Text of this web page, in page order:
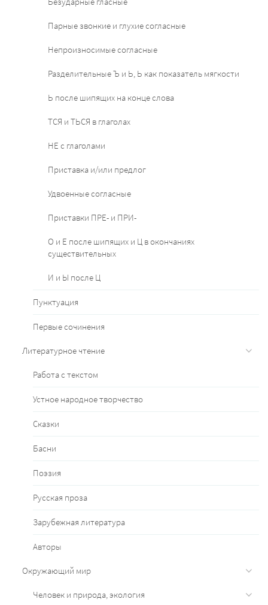
Парные звонкие и глухие согласные
Непроизносимые согласные
Разделительные Ъ и Ь, Ь как показатель мягкости
Ь после шипящих на конце слова
ТСЯ и ТЬСЯ в глаголах
НЕ с глаголами
Приставка и/или предлог
Удвоенные согласные
Приставки ПРЕ- и ПРИ-
О и Е после шипящих и Ц в окончаниях
существительных
И и Ы после Ц
Пунктуация
Первые сочинения
Литературное чтение
Работа с текстом
Устное народное творчество
Сказки
Басни
Поэзия
Русская проза
Зарубежная литература
Авторы
Окружающий мир
Человек и природа, экология